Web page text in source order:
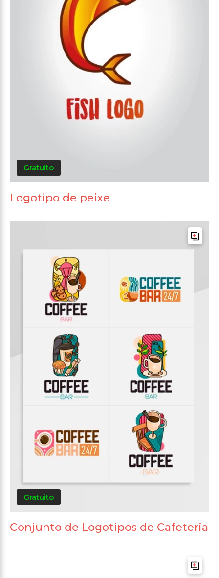
Gratuito
Logotipo de peixe
Gratuito
Conjunto de Logotipos de Cafeteria